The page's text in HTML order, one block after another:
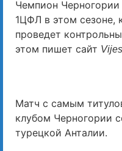
Чемпион
1ЦФЛ в этом сезоне,
проведет
этом пишет сайт
Матч с самым
клубом Черногории
турецкой Анталии.